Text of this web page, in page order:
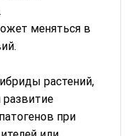
меняться в
растений,
при